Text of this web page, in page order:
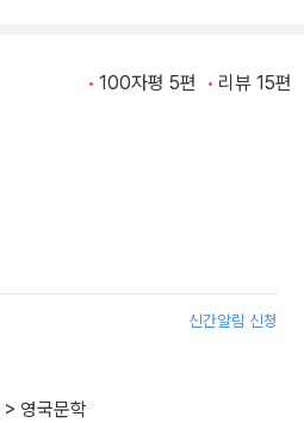
100자평 5편 리뷰 15편
신간알림 신청
> 영국문학